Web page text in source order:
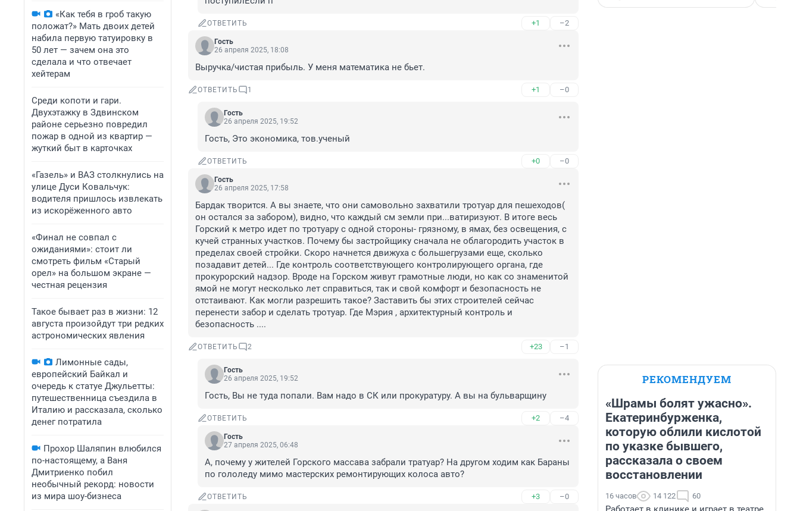
«Как тебя в гроб такую
положат?» Мать двоих детей
набила первую татуировку в
50 лет — зачем она это
сделала и что отвечает
хейтерам
Среди копоти и гари.
Двухэтажку в Здвинском
районе серьезно повредил
пожар в одной из квартир —
жуткий быт в карточках
«Газель» и ВАЗ столкнулись на
улице Дуси Ковальчук:
водителя пришлось извлекать
из искорёженного авто
«Финал не совпал с
ожиданиями»: стоит ли
смотреть фильм «Старый
орел» на большом экране —
честная рецензия
Такое бывает раз в жизни: 12
августа произойдут три редких
астрономических явления
Лимонные сады,
европейский Байкал и
очередь к статуе Джульетты:
путешественница съездила в
Италию и рассказала, сколько
денег потратила
Прохор Шаляпин влюбился
по-настоящему, а Ваня
Дмитриенко побил
необычный рекорд: новости
из мира шоу-бизнеса
ОТВЕТИТЬ +1 –2
Гость
26 апреля 2025, 18:08
Выручка/чистая прибыль. У меня математика не бьет.
ОТВЕТИТЬ 1 +1 –0
Гость
26 апреля 2025, 19:52
Гость, Это экономика, тов.ученый
ОТВЕТИТЬ +0 –0
Гость
26 апреля 2025, 17:58
Бардак творится. А вы знаете, что они самовольно захватили тротуар для пешеходов(
он остался за забором), видно, что каждый см земли при...ватиризуют. В итоге весь
Горский к метро идет по тротуару с одной стороны- грязному, в ямах, без освещения, с
кучей странных участков. Почему бы застройщику сначала не облагородить участок в
пределах своей стройки. Скоро начнется движуха с большегрузами еще, сколько
позадавит детей... Где контроль соответствующего контролирующего органа, где
прокурорский надзор. Вроде на Горском живут грамотные люди, но как со знаменитой
ямой не могут несколько лет справиться, так и свой комфорт и безопасность не
отстаивают. Как могли разрешить такое? Заставить бы этих строителей сейчас
перенести забор и сделать тротуар. Где Мэрия , архитектурный контроль и
безопасность ....
ОТВЕТИТЬ 2 +23 –1
Гость
26 апреля 2025, 19:52
Гость, Вы не туда попали. Вам надо в СК или прокуратуру. А вы на бульварщину
ОТВЕТИТЬ +2 –4
Гость
27 апреля 2025, 06:48
А, почему у жителей Горского массава забрали тратуар? На другом ходим как Бараны
по гололеду мимо мастерских ремонтирующих колоса авто?
ОТВЕТИТЬ +3 –0
РЕКОМЕНДУЕМ
«Шрамы болят ужасно».
Екатеринбурженка,
которую облили кислотой
по указке бывшего,
рассказала о своем
восстановлении
16 часов 14 122 60